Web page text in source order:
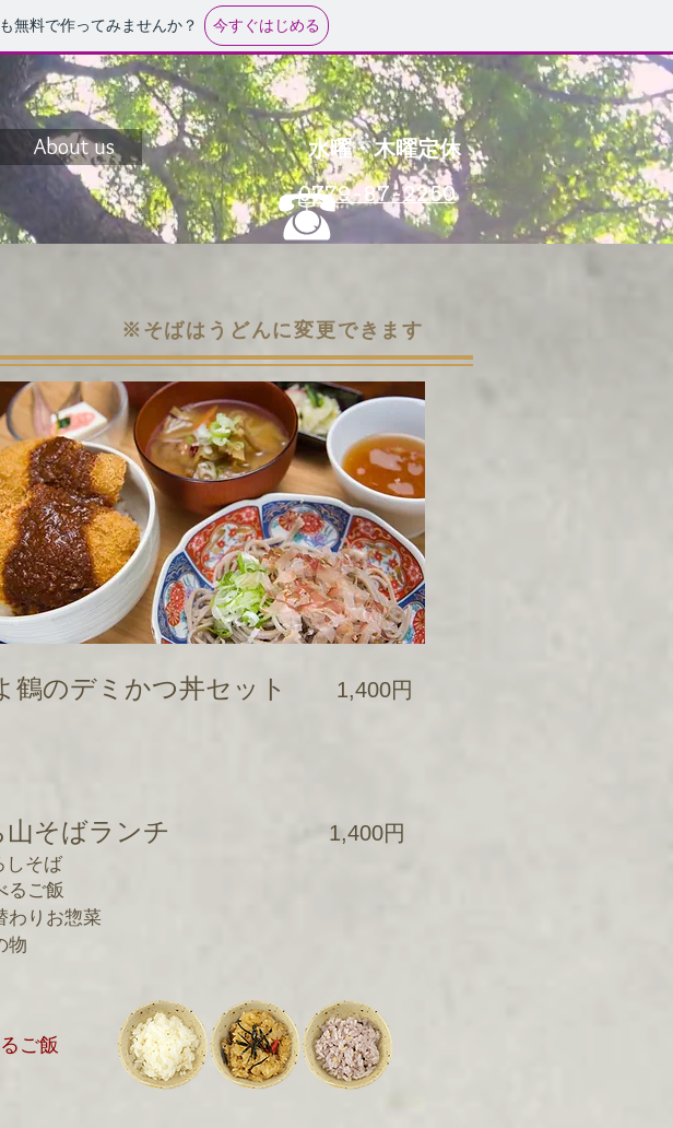
無料で作ってみませんか？ 今すぐはじめる
About us 水曜・木曜定休
0779-87-2250
※そばはうどんに変更できます
鶴のデミかつ丼セット 1,400円
山そばランチ
しそば
ご飯
りお惣菜
物
1,400円
ご飯